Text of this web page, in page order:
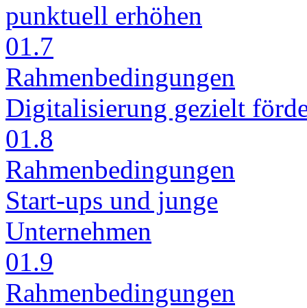
punk­tu­ell er­hö­hen
01.7
Rah­men­be­din­gun­gen
Di­gi­ta­li­sie­rung ge­zielt
01.8
Rah­men­be­din­gun­gen
Start-ups und jun­ge
Un­ter­neh­men
01.9
Rah­men­be­din­gun­gen